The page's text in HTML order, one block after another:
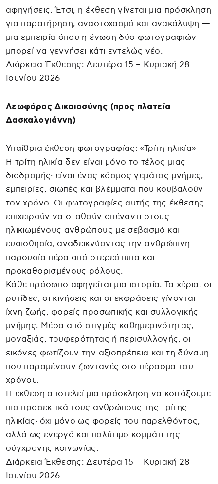
αφηγήσεις. Έτσι, η έκθεση γίνεται μια πρόσκληση
για παρατήρηση, αναστοχασμό και ανακάλυψη —
μια εμπειρία όπου η ένωση δύο φωτογραφιών
μπορεί να γεννήσει κάτι εντελώς νέο.
Διάρκεια Έκθεσης: Δευτέρα 15 – Κυριακή 28
Ιουνίου 2026
Λεωφόρος Δικαιοσύνης (προς πλατεία
Δασκαλογιάννη)
Υπαίθρια έκθεση φωτογραφίας: «Τρίτη ηλικία»
Η τρίτη ηλικία δεν είναι μόνο το τέλος μιας
διαδρομής· είναι ένας κόσμος γεμάτος μνήμες,
εμπειρίες, σιωπές και βλέμματα που κουβαλούν
τον χρόνο. Οι φωτογραφίες αυτής της έκθεσης
επιχειρούν να σταθούν απέναντι στους
ηλικιωμένους ανθρώπους με σεβασμό και
ευαισθησία, αναδεικνύοντας την ανθρώπινη
παρουσία πέρα από στερεότυπα και
προκαθορισμένους ρόλους.
Κάθε πρόσωπο αφηγείται μια ιστορία. Τα χέρια, οι
ρυτίδες, οι κινήσεις και οι εκφράσεις γίνονται
ίχνη ζωής, φορείς προσωπικής και συλλογικής
μνήμης. Μέσα από στιγμές καθημερινότητας,
μοναξιάς, τρυφερότητας ή περισυλλογής, οι
εικόνες φωτίζουν την αξιοπρέπεια και τη δύναμη
που παραμένουν ζωντανές στο πέρασμα του
χρόνου.
Η έκθεση αποτελεί μια πρόσκληση να κοιτάξουμε
πιο προσεκτικά τους ανθρώπους της τρίτης
ηλικίας· όχι μόνο ως φορείς του παρελθόντος,
αλλά ως ενεργό και πολύτιμο κομμάτι της
σύγχρονης κοινωνίας.
Διάρκεια Έκθεσης: Δευτέρα 15 – Κυριακή 28
Ιουνίου 2026